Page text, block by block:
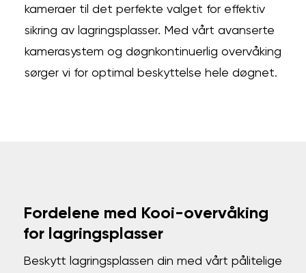
kameraer til det perfekte valget for effektiv
sikring av lagringsplasser. Med vårt avanserte
kamerasystem og døgnkontinuerlig overvåking
sørger vi for optimal beskyttelse hele døgnet.
Fordelene med Kooi-overvåking
for lagringsplasser
Beskytt lagringsplassen din med vårt pålitelige